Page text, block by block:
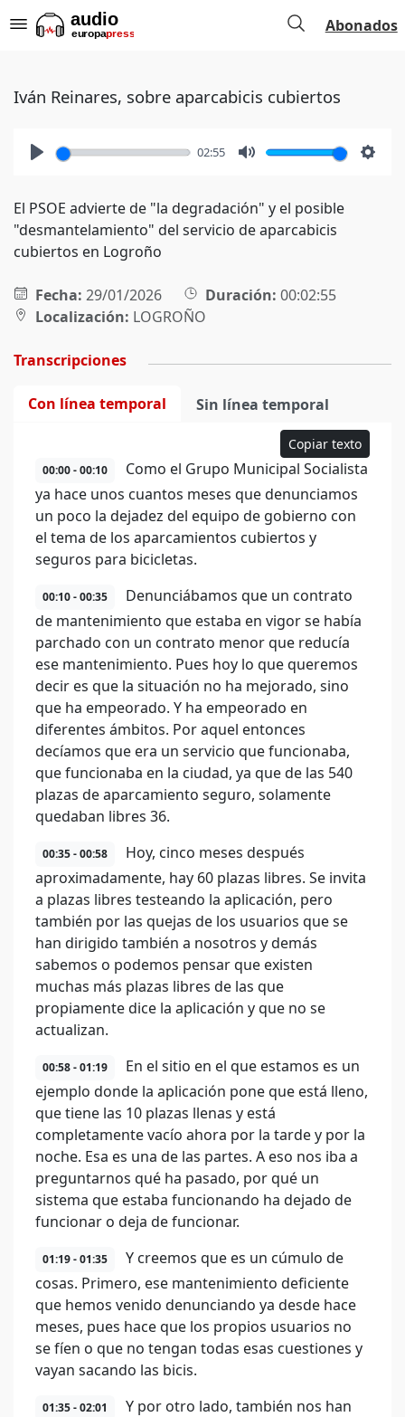
Abonados
Iván Reinares, sobre aparcabicis cubiertos
02:55
El PSOE advierte de "la degradación" y el posible
"desmantelamiento" del servicio de aparcabicis
cubiertos en Logroño
Fecha: 29/01/2026 Duración: 00:02:55
Localización: LOGROÑO
Transcripciones
Con línea temporal Sin línea temporal
Copiar texto
00:00 - 00:10
Como el Grupo Municipal Socialista
ya hace unos cuantos meses que denunciamos
un poco la dejadez del equipo de gobierno con
el tema de los aparcamientos cubiertos y
seguros para bicicletas.
00:10 - 00:35
Denunciábamos que un contrato
de mantenimiento que estaba en vigor se había
parchado con un contrato menor que reducía
ese mantenimiento. Pues hoy lo que queremos
decir es que la situación no ha mejorado, sino
que ha empeorado. Y ha empeorado en
diferentes ámbitos. Por aquel entonces
decíamos que era un servicio que funcionaba,
que funcionaba en la ciudad, ya que de las 540
plazas de aparcamiento seguro, solamente
quedaban libres 36.
00:35 - 00:58
Hoy, cinco meses después
aproximadamente, hay 60 plazas libres. Se invita
a plazas libres testeando la aplicación, pero
también por las quejas de los usuarios que se
han dirigido también a nosotros y demás
sabemos o podemos pensar que existen
muchas más plazas libres de las que
propiamente dice la aplicación y que no se
actualizan.
00:58 - 01:19
En el sitio en el que estamos es un
ejemplo donde la aplicación pone que está lleno,
que tiene las 10 plazas llenas y está
completamente vacío ahora por la tarde y por la
noche. Esa es una de las partes. A eso nos iba a
preguntarnos qué ha pasado, por qué un
sistema que estaba funcionando ha dejado de
funcionar o deja de funcionar.
01:19 - 01:35
Y creemos que es un cúmulo de
cosas. Primero, ese mantenimiento deficiente
que hemos venido denunciando ya desde hace
meses, pues hace que los propios usuarios no
se fíen o que no tengan todas esas cuestiones y
vayan sacando las bicis.
01:35 - 02:01
Y por otro lado, también nos han